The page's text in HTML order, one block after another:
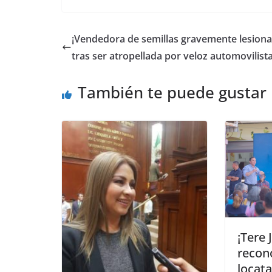
¡Vendedora de semillas gravemente
tras ser atropellada por veloz
También te puede gustar
¡Tere